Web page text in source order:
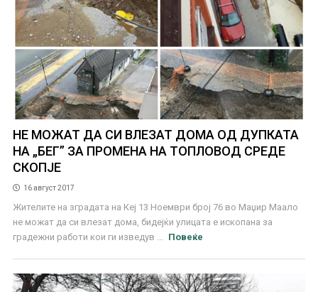
НЕ МОЖАТ ДА СИ ВЛЕЗАТ ДОМА ОД ДУПКАТА
НА „БЕГ” ЗА ПРОМЕНА НА ТОПЛОВОД СРЕДЕ
СКОПЈЕ
16 август 2017
Жителите на зградата на Кеј 13 Ноември број 76 во Маџир Маало
не можат да си влезат дома, бидејќи улицата е ископана за
градежни работи кои ги изведув ...
Повеќе